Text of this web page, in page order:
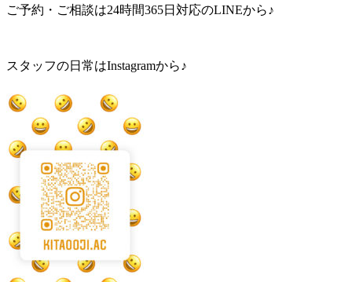
ご予約・ご相談は24時間365日対応のLINEから♪
スタッフの日常はInstagramから♪